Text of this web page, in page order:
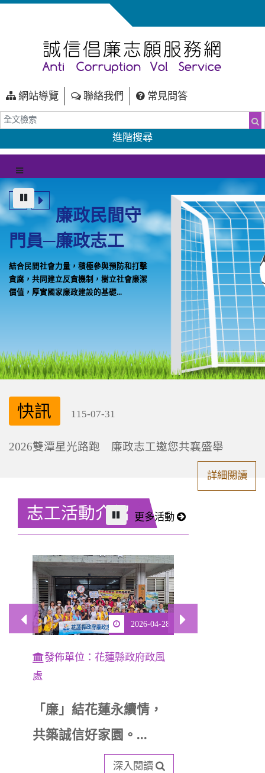
網站導覽 聯絡我們 常見問答
搜
進階搜尋
選單
暫停
上一筆下一筆
廉政民間守
門員─廉政志工
結合民間社會力量，積極參與預防和打擊
貪腐，共同建立反貪機制，樹立社會廉潔
價值，厚實國家廉政建設的基礎...
快訊 115-07-31
2026雙潭星光路跑 廉政志工邀您共襄盛舉
詳細閱讀
志工活動介紹
暫停 更多活動
上一筆 下一筆
2026-04-28
發佈單位：花蓮縣政府政風
處
「廉」結花蓮永續情，
共築誠信好家園。...
深入閱讀